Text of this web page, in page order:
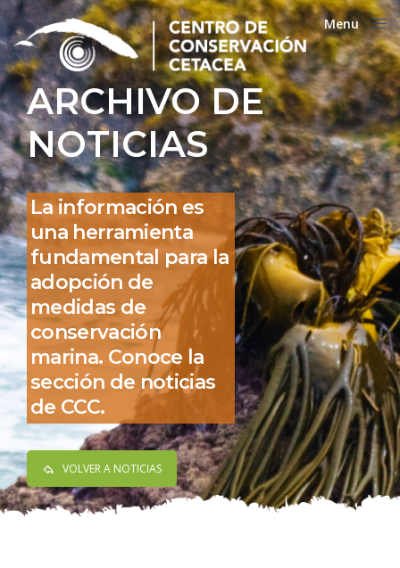
ARCHIVO DE
NOTICIAS
La información es
una herramienta
fundamental para la
adopción de
medidas de
conservación
marina. Conoce la
sección de noticias
de CCC.
VOLVER A NOTICIAS
Menu
Close